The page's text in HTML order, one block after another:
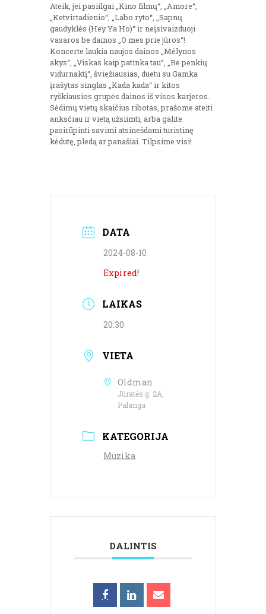
Ateik, jei pasiilgai „Kino filmų“, „Amore“,
„Ketvirtadienio“, „Labo ryto“, „Sapnų
gaudyklės (Hey Ya Ho)“ ir neįsivaizduoji
vasaros be dainos „O mes prie jūros“!
Koncerte laukia naujos dainos „Mėlynos
akys“, „Viskas kaip patinka tau“, „Be penkių
vidurnaktį“, šviežiausias, duetu su Gamka
įrašytas singlas „Kada kada“ ir kitos
ryškiausios grupės dainos iš visos karjeros.
Sėdimų vietų skaičius ribotas, prašome ateiti
anksčiau ir vietą užsiimti, arba galite
pasirūpinti savimi atsinešdami turistinę
kėdutę, pledą ar panašiai. Tilpsime visi!
DATA
2024-08-10
Expired!
LAIKAS
20:30
VIETA
Oldman
Jūratės g. 2A,
Palanga
KATEGORIJA
Muzika
DALINTIS